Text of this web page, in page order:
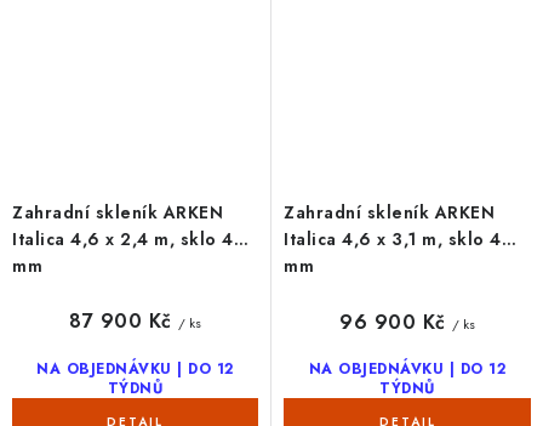
Zahradní skleník ARKEN
Italica 4,6 x 2,4 m, sklo 4
mm
NA OBJEDNÁVKU | DO 12
TÝDNŮ
87 900 Kč / ks
Zahradní skleník ARKEN
Italica 4,6 x 3,1 m, sklo 4
mm
NA OBJEDNÁVKU | DO 12
TÝDNŮ
96 900 Kč / ks